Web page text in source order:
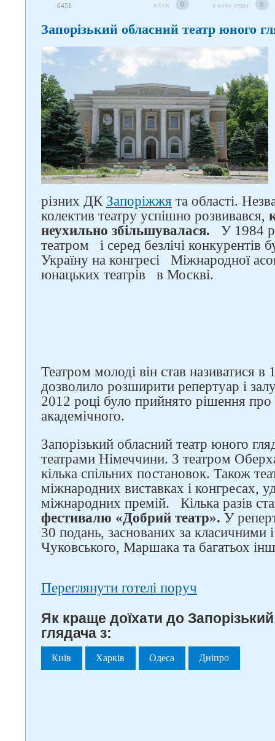
6451 я був 0 я хочу сюди 0
Запорізький обласний театр юного
різних ДК Запоріжжя та області.
колектив театру успішно розвивався,
неухильно збільшувалася.
У 1984
театром
і серед безлічі конкурентів
Україну на конгресі
Міжнародної
юнацьких театрів
в Москві.
Театром молоді він став називатися в
дозволило розширити репертуар і
2012 році було прийнято рішення про
академічного.
Запорізький обласний театр юного
театрами Німеччини. З театром
кілька спільних постановок. Також
міжнародних виставках і конгресах,
міжнародних премій.
Кілька разів
фестивалю «Добрий театр». У
30 подань, заснованих за класичними
Чуковського, Маршака та багатьох
Переглянути готелі поруч
Як краще доїхати до
глядача з:
Київ Харків Одеса Дніпро
Слідкуйте за нами в
соцмережах